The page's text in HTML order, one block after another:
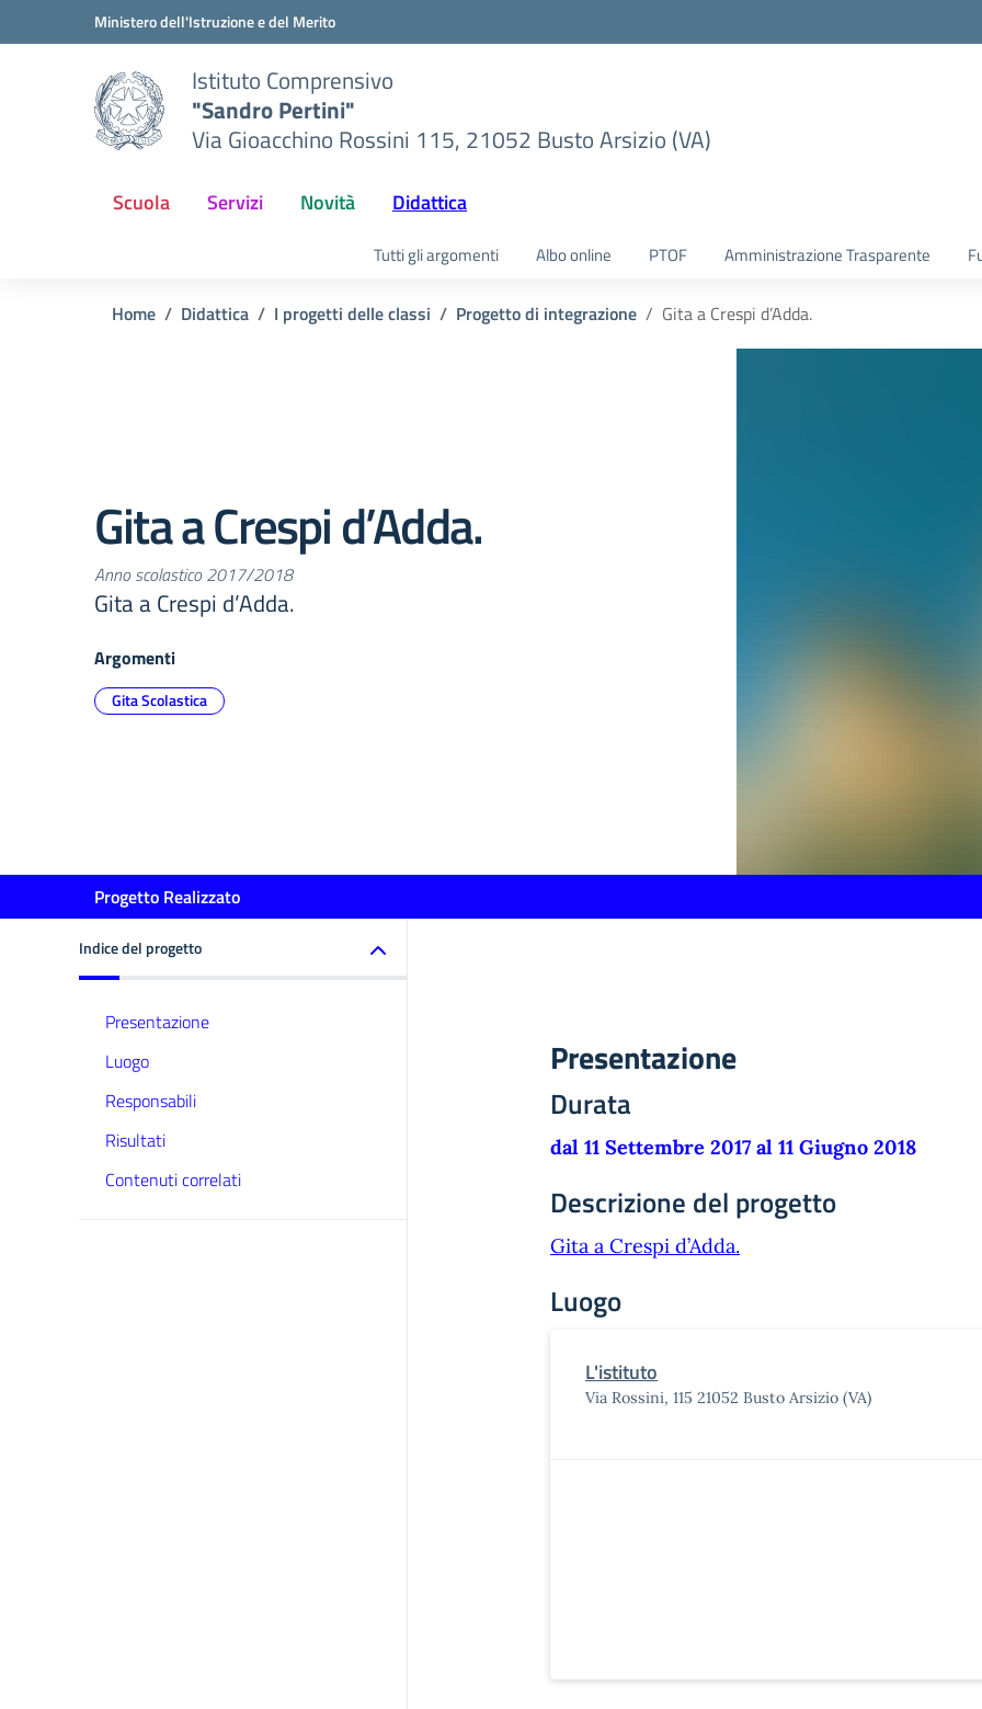
Vai ai contenuti
Vai al menu di navigazioneMinistero dell'Istruzione e del Merito
Istituto Comprensivo
"Sandro Pertini"
Via Gioacchino Rossini 115, 21052 Busto Arsizio (VA)
Scuola Servizi Novità Didattica
Tutti gli argomenti Albo online PTOF Amministrazione Trasparente
Home Didattica I progetti delle classi Progetto di integrazione Gita a Crespi d’Adda.
Gita a Crespi d’Adda.
Anno scolastico 2017/2018
Gita a Crespi d’Adda.
Argomenti
Gita Scolastica
Progetto Realizzato
Indice del progetto
Presentazione
Luogo
Responsabili
Risultati
Contenuti correlati
Presentazione
Durata
dal 11 Settembre 2017 al 11 Giugno 2018
Descrizione del progetto
Gita a Crespi d’Adda.
Luogo
L'istituto
Via Rossini, 115 21052 Busto Arsizio (VA)